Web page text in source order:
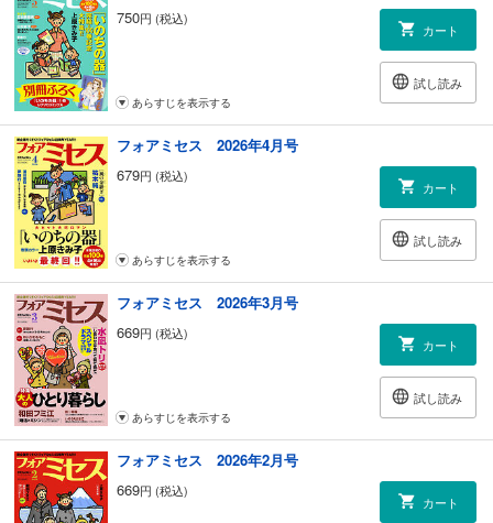
750円 (税込)
カート
試し読み
あらすじを表示する
フォアミセス 2026年4月号
679円 (税込)
カート
試し読み
あらすじを表示する
フォアミセス 2026年3月号
669円 (税込)
カート
試し読み
あらすじを表示する
フォアミセス 2026年2月号
669円 (税込)
カート